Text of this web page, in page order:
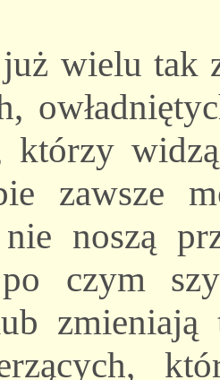
już wielu tak
którzy
zawsze
noszą
czym
zmieniają